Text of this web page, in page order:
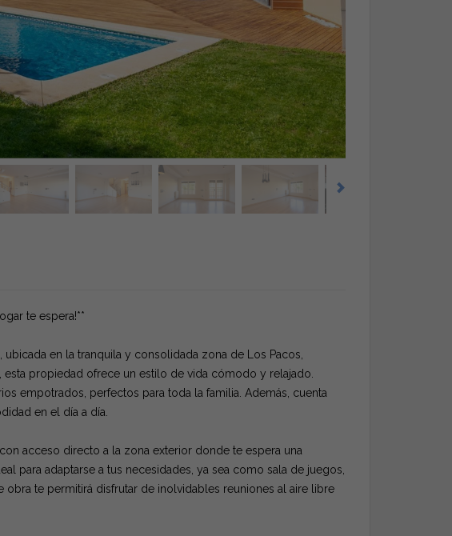
te espera!**
en la tranquila y consolidada zona de Los Pacos,
propiedad ofrece un estilo de vida cómodo y relajado.
empotrados, perfectos para toda la familia. Además, cuenta
en el día a día.
acceso directo a la zona exterior donde te espera una
para adaptarse a tus necesidades, ya sea como sala de juegos,
te permitirá disfrutar de inolvidables reuniones al aire libre